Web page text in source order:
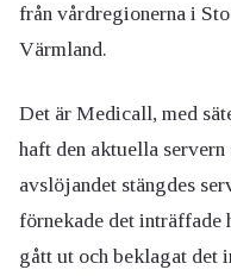
från vårdregionerna i
Värmland.
Det är Medicall, med
haft den aktuella
avslöjandet stängdes
förnekade det inträffade
gått ut och beklagat det